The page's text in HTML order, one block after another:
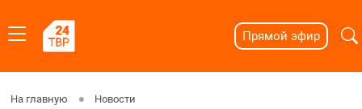
Прямой эфир
На главную Новости